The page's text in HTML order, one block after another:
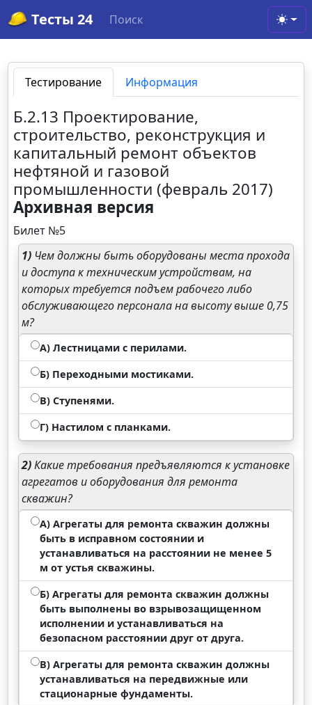
Тесты 24 Поиск
Тестирование Информация
Б.2.13 Проектирование,
строительство, реконструкция и
капитальный ремонт объектов
нефтяной и газовой
промышленности (февраль 2017)
Архивная версия
Билет №5
1) Чем должны быть оборудованы места прохода
и доступа к техническим устройствам, на
которых требуется подъем рабочего либо
обслуживающего персонала на высоту выше 0,75
м?
А) Лестницами с перилами.
Б) Переходными мостиками.
В) Ступенями.
Г) Настилом с планками.
2)Какие требования предъявляются к установке
агрегатов и оборудования для ремонта
скважин?
А) Агрегаты для ремонта скважин должны
быть в исправном состоянии и
устанавливаться на расстоянии не менее 5
м от устья скважины.
Б) Агрегаты для ремонта скважин должны
быть выполнены во взрывозащищенном
исполнении и устанавливаться на
безопасном расстоянии друг от друга.
В) Агрегаты для ремонта скважин должны
устанавливаться на передвижные или
стационарные фундаменты.